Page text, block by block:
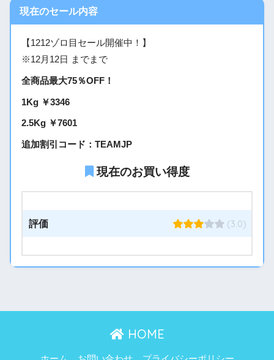
現在のセール内容
【1212ゾロ目セール開催中！】
※12月12日 までまで
全商品最大75％OFF！
1Kg ￥3346
2.5Kg ￥7601
追加割引コード：TEAMJP
現在のお買い得度
評価 (3.0)
HOME